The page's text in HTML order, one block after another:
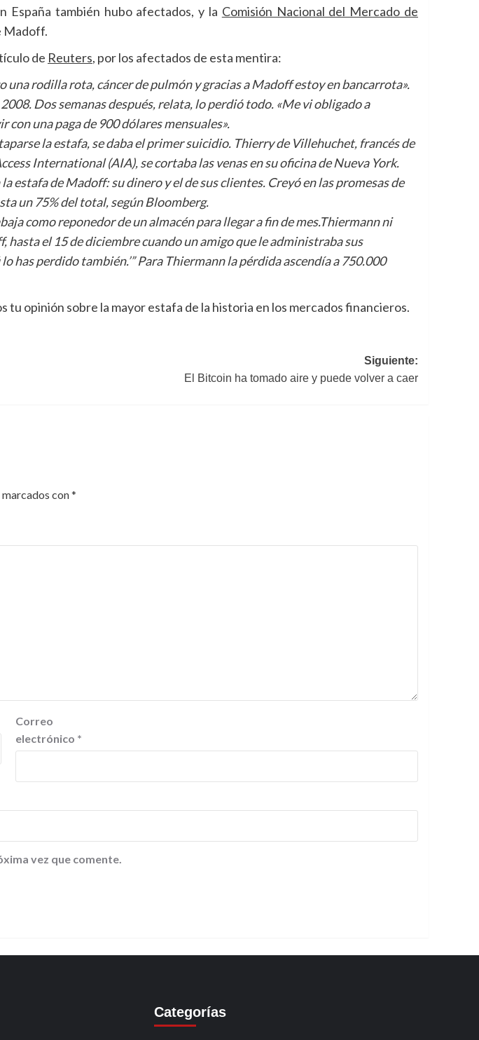
España también hubo afectados, y la Comisión Nacional del Mercado de
Madoff.
de Reuters, por los afectados de esta mentira:
rodilla rota, cáncer de pulmón y gracias a Madoff estoy en bancarrota».
Dos semanas después, relata, lo perdió todo. «Me vi obligado a
una paga de 900 dólares mensuales».
la estafa, se daba el primer suicidio. Thierry de Villehuchet, francés de
International (AIA), se cortaba las venas en su oficina de Nueva York.
de Madoff: su dinero y el de sus clientes. Creyó en las promesas de
un 75% del total, según Bloomberg.
como reponedor de un almacén para llegar a fin de mes.Thiermann ni
el 15 de diciembre cuando un amigo que le administraba sus
perdido también.’” Para Thiermann la pérdida ascendía a 750.000
tu opinión sobre la mayor estafa de la historia en los mercados financieros.
Siguiente:
El Bitcoin ha tomado aire y puede volver a caer
con*
Correo
electrónico *
vez que comente.
Categorías